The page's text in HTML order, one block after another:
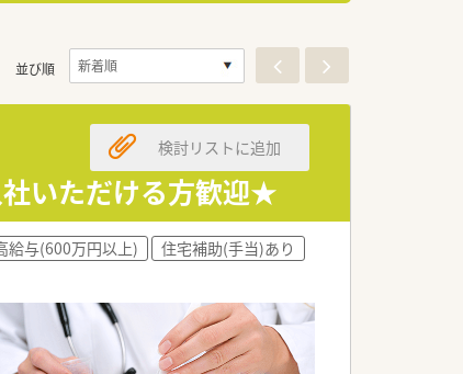
並び順
社いただける方歓迎★
検討リストに追加
給与(600万円以上)
住宅補助(手当)あり